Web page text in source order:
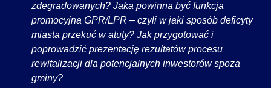
zdegradowanych? Jaka powinna być funkcja
promocyjna GPR/LPR – czyli w jaki sposób deficyty
miasta przekuć w atuty? Jak przygotować i
poprowadzić prezentację rezultatów procesu
rewitalizacji dla potencjalnych inwestorów spoza
gminy?